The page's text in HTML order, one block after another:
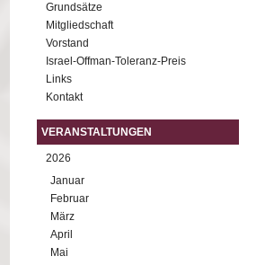
Grundsätze
Mitgliedschaft
Vorstand
Israel-Offman-Toleranz-Preis
Links
Kontakt
VERANSTALTUNGEN
2026
Januar
Februar
März
April
Mai